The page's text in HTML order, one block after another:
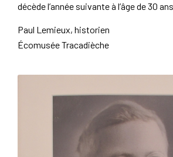
décède l’année suivante à l’âge de 30
Paul Lemieux, historien
Écomusée Tracadièche